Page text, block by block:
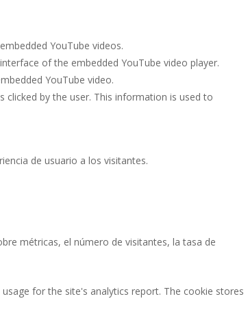
YouTube videos.
of the embedded YouTube video player.
YouTube video.
clicked by the user. This information is used to
de usuario a los visitantes.
métricas, el número de visitantes, la tasa de
for the site's analytics report. The cookie stores